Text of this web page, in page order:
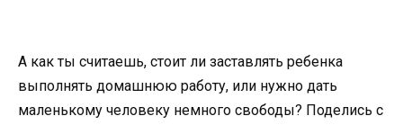
А как ты считаешь, стоит ли заставлять ребенка
выполнять домашнюю работу, или нужно дать
маленькому человеку немного свободы? Поделись с